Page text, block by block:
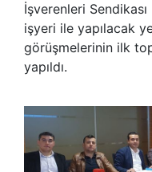
İşverenleri
işyeri ile yapılacak
görüşmelerinin ilk
yapıldı.